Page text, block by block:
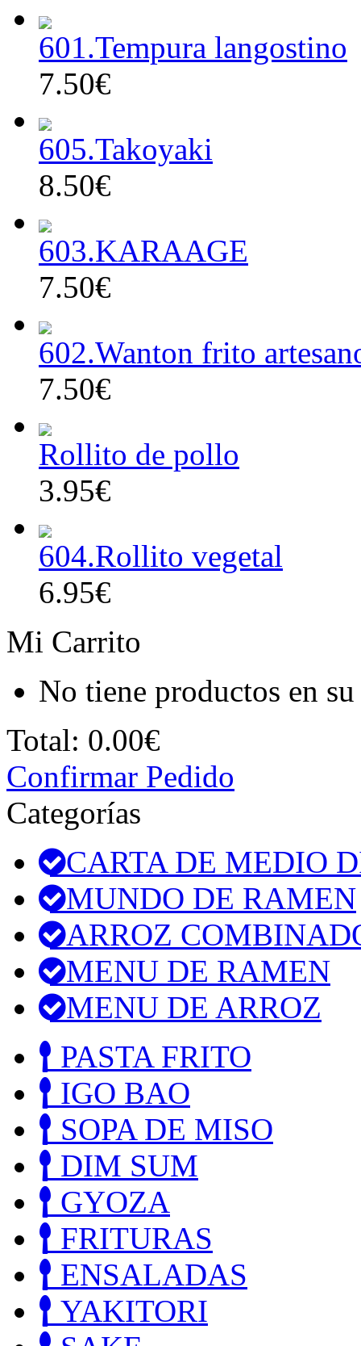
601.Tempura langostino
7.50€
605.Takoyaki
8.50€
603.KARAAGE
7.50€
602.Wanton frito
7.50€
Rollito de pollo
3.95€
604.Rollito vegetal
6.95€
Mi Carrito
No tiene productos en
Total: 0.00€
Confirmar Pedido
Categorías
CARTA DE MEDIO
MUNDO DE RAMEN
ARROZ
MENU DE RAMEN
MENU DE ARROZ
PASTA FRITO
IGO BAO
SOPA DE MISO
DIM SUM
GYOZA
FRITURAS
ENSALADAS
YAKITORI